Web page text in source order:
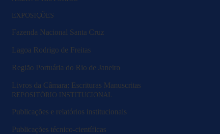
EXPOSIÇÕES
Fazenda Nacional Santa Cruz
Lagoa Rodrigo de Freitas
Região Portuária do Rio de Janeiro
Livros da Câmara: Escrituras Manuscritas
REPOSITÓRIO INSTITUCIONAL
Publicações e relatórios institucionais
Publicações técnico-científicas